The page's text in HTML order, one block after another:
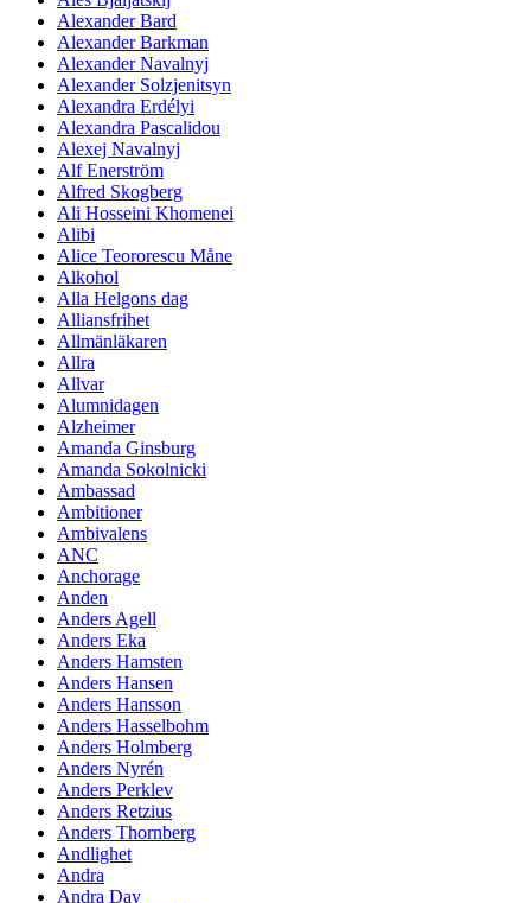
Alexander Bard
Alexander Barkman
Alexander Navalnyj
Alexander Solzjenitsyn
Alexandra Erdélyi
Alexandra Pascalidou
Alexej Navalnyj
Alf Enerström
Alfred Skogberg
Ali Hosseini Khomenei
Alibi
Alice Teororescu Måne
Alkohol
Alla Helgons dag
Alliansfrihet
Allmänläkaren
Allra
Allvar
Alumnidagen
Alzheimer
Amanda Ginsburg
Amanda Sokolnicki
Ambassad
Ambitioner
Ambivalens
ANC
Anchorage
Anden
Anders Agell
Anders Eka
Anders Hamsten
Anders Hansen
Anders Hansson
Anders Hasselbohm
Anders Holmberg
Anders Nyrén
Anders Perklev
Anders Retzius
Anders Thornberg
Andlighet
Andra
Andra Day